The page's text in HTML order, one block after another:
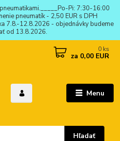
Pi: 7:30-16:00
pneumatík - 2,50 EUR s DPH
7.8.-12.8.2026 - objednávky budeme
od 13.8.2026.
Menu
Hľadať
0 ks
za 0,00 EUR